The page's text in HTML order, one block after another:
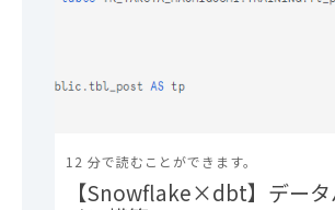
12 分で読むことができます。
【Snowflake×dbt】データ